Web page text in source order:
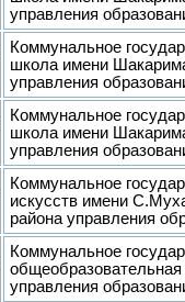
управления
Коммунальное
школа имени
управления
Коммунальное
школа имени
управления
Коммунальное
искусств имени
района управления
Коммунальное
управления